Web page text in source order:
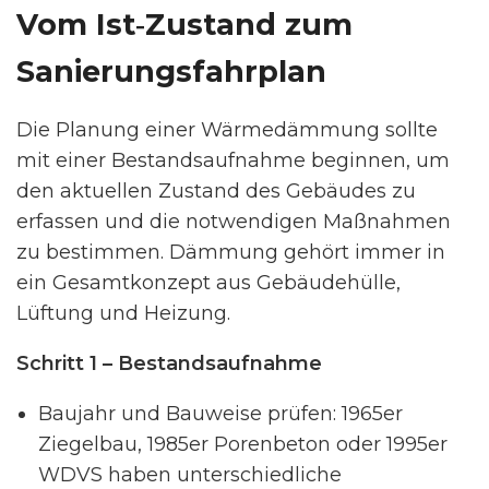
Vom Ist‑Zustand zum
Sanierungsfahrplan
Die Planung einer Wärmedämmung sollte
mit einer Bestandsaufnahme beginnen, um
den aktuellen Zustand des Gebäudes zu
erfassen und die notwendigen Maßnahmen
zu bestimmen. Dämmung gehört immer in
ein Gesamtkonzept aus Gebäudehülle,
Lüftung und Heizung.
Schritt 1 – Bestandsaufnahme
Baujahr und Bauweise prüfen: 1965er
Ziegelbau, 1985er Porenbeton oder 1995er
WDVS haben unterschiedliche